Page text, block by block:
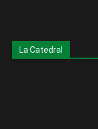
La Catedral